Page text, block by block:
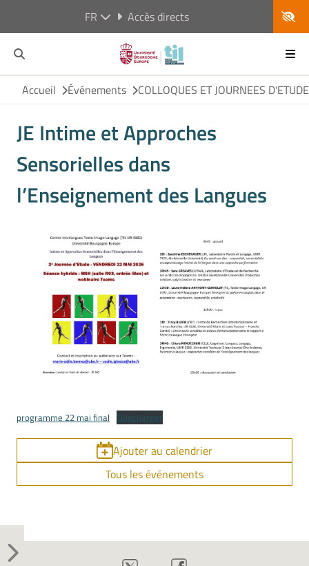
FR Accès directs
Accueil Événements COLLOQUES ET JOURNEES
JE Intime et Approches
Sensorielles dans
l’Enseignement des Langues
programme 22 mai final Télécharger
Ajouter au calendrier
Tous les événements